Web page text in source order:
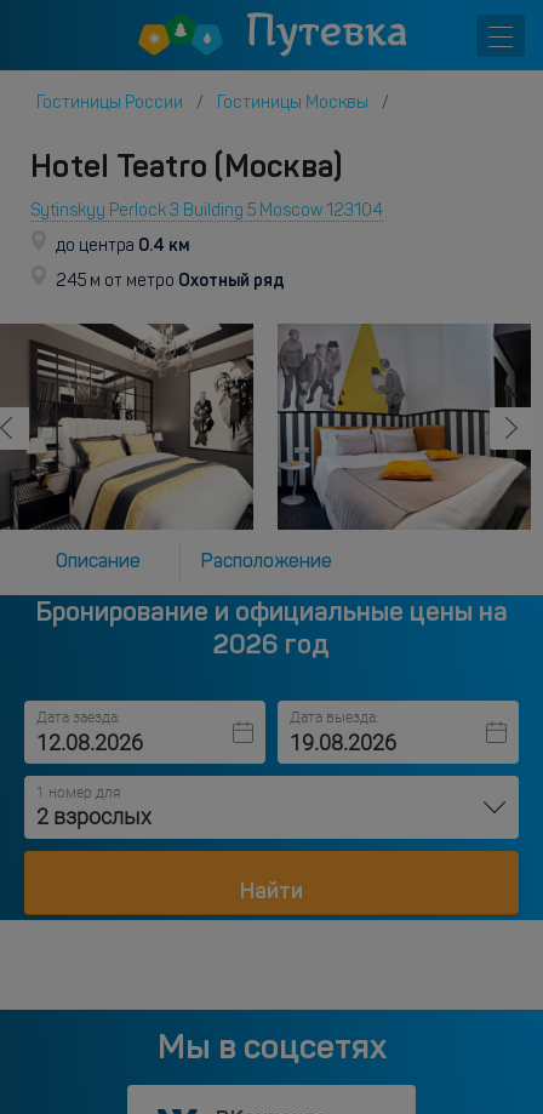
Гостиницы России Гостиницы Москвы
Hotel Teatro (Москва)
Sytinskyy Perlock 3 Building 5 Moscow 123104
до центра 0.4 км
245 м от метро Охотный ряд
Описание Расположение
Бронирование и официальные цены на
2026 год
Дата заезда: Дата выезда:
1 номер для
2 взрослых
Найти
Мы в соцсетях